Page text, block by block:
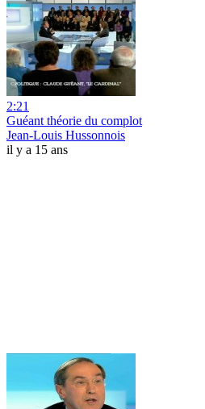
2:21
Guéant théorie du complot
Jean-Louis Hussonnois
il y a 15 ans